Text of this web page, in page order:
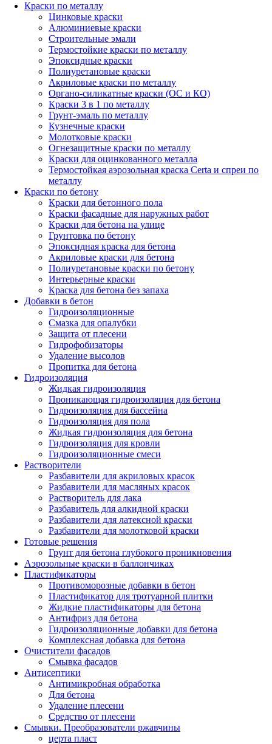
Краски по металлу
Цинковые краски
Алюминиевые краски
Строительные эмали
Термостойкие краски по металлу
Эпоксидные краски
Полиуретановые краски
Акриловые краски по металлу
Органо-силикатные краски (ОС и КО)
Краски 3 в 1 по металлу
Грунт-эмаль по металлу
Кузнечные краски
Молотковые краски
Огнезащитные краски по металлу
Краски для оцинкованного металла
Термостойкая аэрозольная краска Certa и спреи по
металлу
Краски по бетону
Краски для бетонного пола
Краски фасадные для наружных работ
Краски для бетона на улице
Грунтовка по бетону
Эпоксидная краска для бетона
Акриловые краски для бетона
Полиуретановые краски по бетону
Интерьерные краски
Краска для бетона без запаха
Добавки в бетон
Гидроизоляционные
Смазка для опалубки
Защита от плесени
Гидрофобизаторы
Удаление высолов
Пропитка для бетона
Гидроизоляция
Жидкая гидроизоляция
Проникающая гидроизоляция для бетона
Гидроизоляция для бассейна
Гидроизоляция для пола
Жидкая гидроизоляция для бетона
Гидроизоляция для кровли
Гидроизоляционные смеси
Растворители
Разбавители для акриловых красок
Разбавители для масляных красок
Растворитель для лака
Разбавитель для алкидной краски
Разбавители для латексной краски
Разбавители для молотковой краски
Готовые решения
Грунт для бетона глубокого проникновения
Аэрозольные краски в баллончиках
Пластификаторы
Противоморозные добавки в бетон
Пластификатор для тротуарной плитки
Жидкие пластификаторы для бетона
Антифриз для бетона
Гидроизоляционные добавки для бетона
Комплексная добавка для бетона
Очистители фасадов
Смывка фасадов
Антисептики
Антимикробная обработка
Для бетона
Удаление плесени
Средство от плесени
Смывки. Преобразователи ржавчины
церта пласт